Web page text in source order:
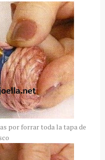
por forrar toda la tapa de